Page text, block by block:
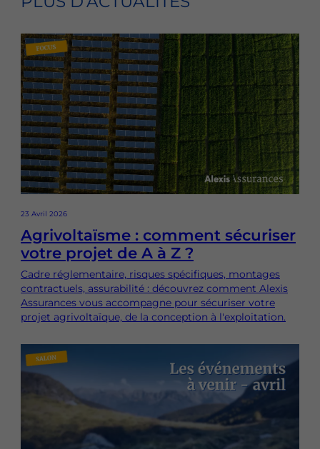
23 Avril 2026
Agrivoltaïsme : comment sécuriser
votre projet de A à Z ?
Cadre réglementaire, risques spécifiques, montages
contractuels, assurabilité : découvrez comment Alexis
Assurances vous accompagne pour sécuriser votre
projet agrivoltaïque, de la conception à l'exploitation.